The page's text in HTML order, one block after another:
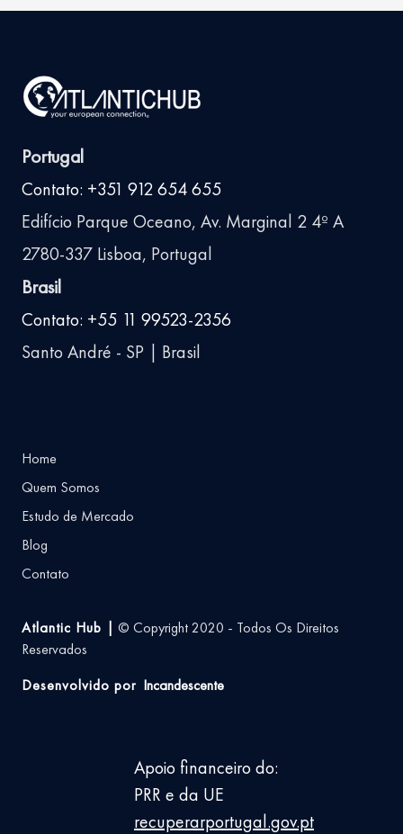
Portugal
Contato: +351 912 654 655
Edifício Parque Oceano, Av. Marginal 2 4º A
2780-337 Lisboa, Portugal
Brasil
Contato: +55 11 99523-2356
Santo André - SP | Brasil
Home
Quem Somos
Estudo de Mercado
Blog
Contato
Atlantic Hub |
© Copyright 2020 - Todos Os Direitos
Reservados
Desenvolvido por Incandescente
Apoio financeiro do:
PRR e da UE
recuperarportugal.gov.pt